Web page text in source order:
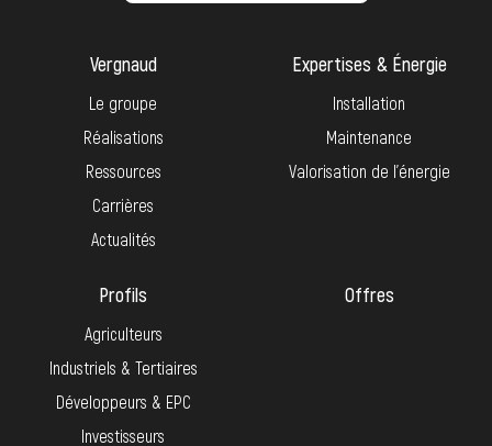
Vergnaud
Le groupe
Réalisations
Ressources
Carrières
Actualités
Expertises & Énergie
Installation
Maintenance
Valorisation de l’énergie
Profils
Agriculteurs
Industriels & Tertiaires
Développeurs & EPC
Investisseurs
Offres